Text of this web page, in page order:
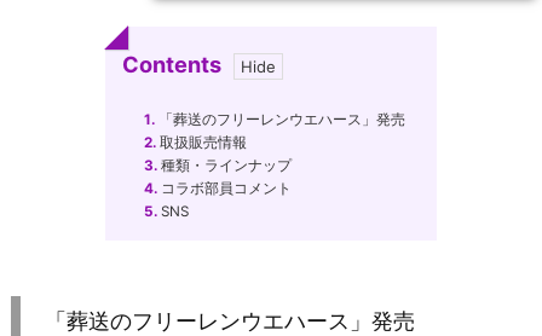
Contents
1. 「葬送のフリーレンウエハース」発売
2. 取扱販売情報
3. 種類・ラインナップ
4. コラボ部員コメント
5. SNS
「葬送のフリーレンウエハース」発売